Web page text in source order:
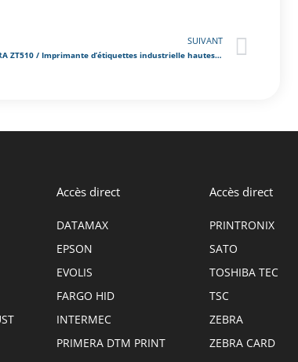
SUIVANT
ZEBRA ZT510 / Imprimante d’étiquettes industrielle hautes performances en 203 ou 300 dpi
Accès direct
DATAMAX
EPSON
EVOLIS
FARGO HID
INTERMEC
PRIMERA DTM PRINT
Accès direct
PRINTRONIX
SATO
TOSHIBA TEC
TSC
ZEBRA
ZEBRA CARD